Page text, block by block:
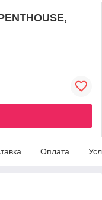
Оплата